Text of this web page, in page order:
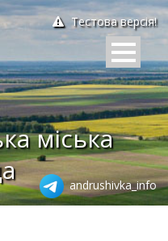
Тестова версія!
міська
andrushivka_info